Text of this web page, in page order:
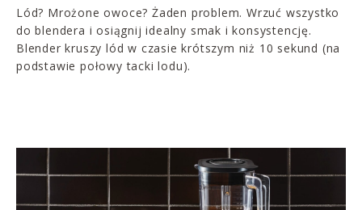
Lód? Mrożone owoce? Żaden problem. Wrzuć wszystko
do blendera i osiągnij idealny smak i konsystencję.
Blender kruszy lód w czasie krótszym niż 10 sekund (na
podstawie połowy tacki lodu).